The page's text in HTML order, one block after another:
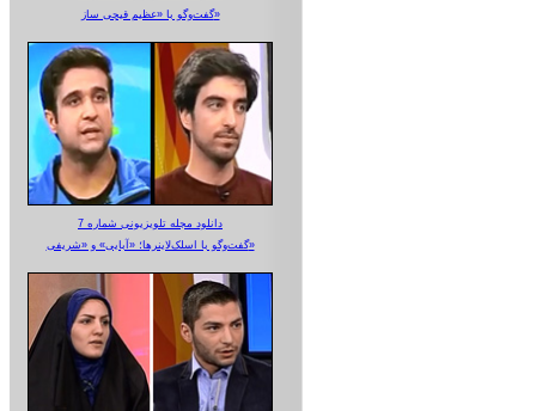
گفت‌وگو با «عظیم قیچی ساز»
دانلود مجله تلویزیونی شماره 7
گفت‌وگو با اسلک‌لاینرها؛ «آبایی» و «شریفی»